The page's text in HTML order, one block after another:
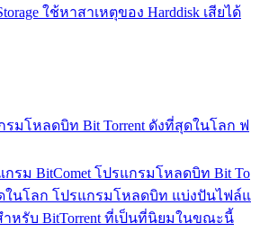
ใช้หาสาเหตุของ Harddisk เสียได้
รมโหลดบิท Bit Torrent ดังที่สุดในโลก ฟ
รม BitComet โปรแกรมโหลดบิท Bit To
ในโลก โปรแกรมโหลดบิท แบ่งปันไฟล์แ
สำหรับ BitTorrent ที่เป็นที่นิยมในขณะนี้